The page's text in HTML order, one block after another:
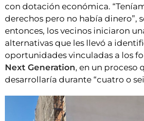
con dotación económica.
derechos pero no había dinero”,
entonces, los vecinos iniciaron
alternativas que les llevó a
oportunidades vinculadas a los
Next Generation, en un proceso
desarrollaría durante “cuatro o